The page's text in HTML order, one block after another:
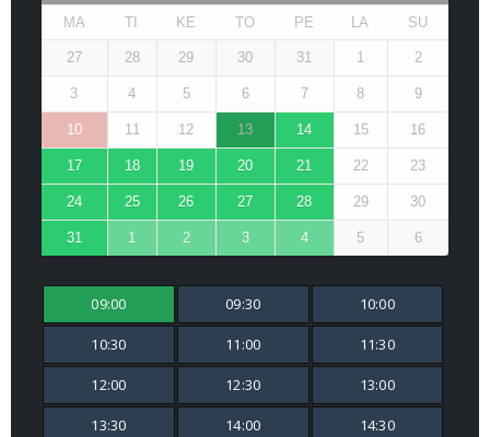
MA TI KE TO PE LA SU
27 28 29 30 31 1 2
3 4 5 6 7 8 9
10 11 12 13 14 15 16
17 18 19 20 21 22 23
24 25 26 27 28 29 30
31 1 2 3 4 5 6
09:00 09:30 10:00
10:30 11:00 11:30
12:00 12:30 13:00
13:30 14:00 14:30